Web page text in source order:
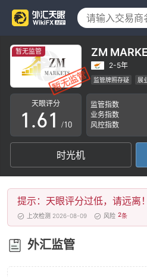
暂无监管 ZM
2-5年
监管牌照存疑 展
天眼评分
0
1
2
3
4
5
6
7
.
2
3
4
5
6
7
8
9
0
1
2
3
4
5
6
7
/10
监管指数
业务指数
风控指数
时光机
提示：天眼评分过低，请远离！
上次检测 2026-08-09 风险 2条
外汇监管